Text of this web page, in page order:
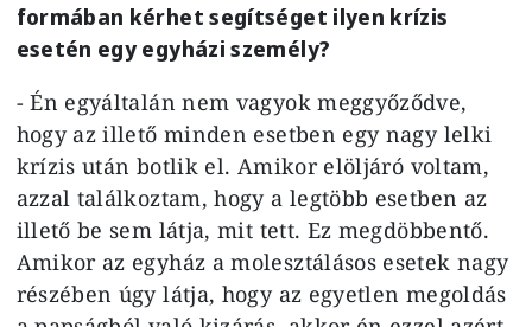
formában kérhet segítséget ilyen krízis
esetén egy egyházi személy?
- Én egyáltalán nem vagyok meggyőződve,
hogy az illető minden esetben egy nagy lelki
krízis után botlik el. Amikor elöljáró voltam,
azzal találkoztam, hogy a legtöbb esetben az
illető be sem látja, mit tett. Ez megdöbbentő.
Amikor az egyház a molesztálásos esetek nagy
részében úgy látja, hogy az egyetlen megoldás